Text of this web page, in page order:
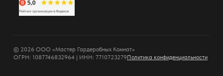
© 2026 ООО «Мастер Гардеробных Комнат»
ОГРН: 1087746832964 | ИНН: 7710723279Политика конфиденциальности